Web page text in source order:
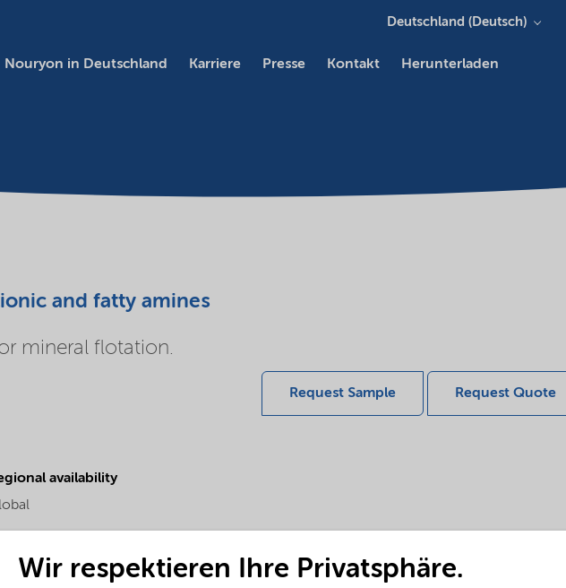
Nouryon in Deutschland Karriere Presse Kontakt Herunterladen
Deutschland (Deutsch)
and fatty amines
mineral flotation.
Request Sample Request Quote
availability
Wir respektieren Ihre Privatsphäre.